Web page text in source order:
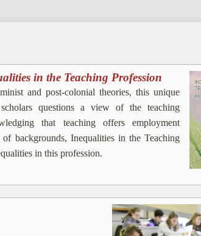
in the Teaching Profession
and post-colonial theories, this unique
questions a view of the teaching
that teaching offers employment
backgrounds, Inequalities in the Teaching
in this profession.